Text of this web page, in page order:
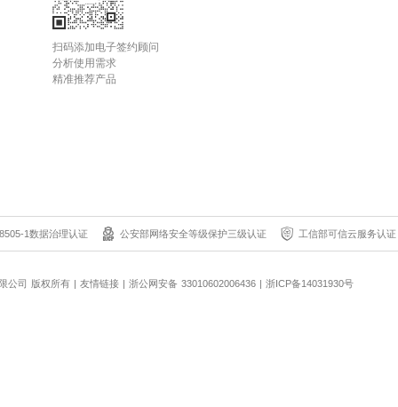
扫码添加电子签约顾问
分析使用需求
精准推荐产品
1数据治理认证 公安部网络安全等级保护三级认证 工信部可信云服务认证
公司 版权所有 | 友情链接 | 浙公网安备 33010602006436 | 浙ICP备14031930号